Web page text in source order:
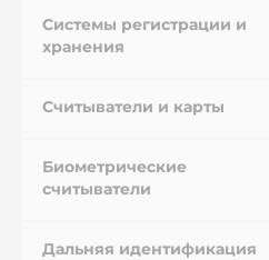
Системы регистрации и
хранения
Считыватели и карты
Биометрические
считыватели
Дальняя идентификация